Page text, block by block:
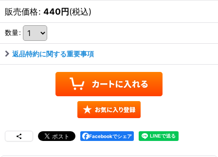
販売価格: 440円(税込)
数量:
返品特約に関する重要事項
Facebookでシェア